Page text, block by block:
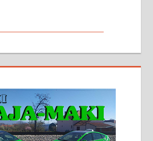
ОГЛАСИ
кућа у Алексинцу,
једна уз другу.
гараже, централно
на гас и дрва. Две
71-74-023